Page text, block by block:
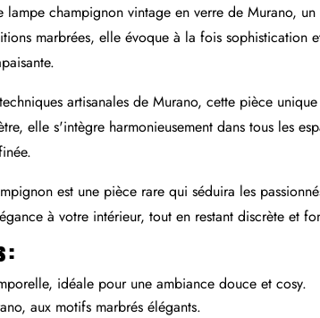
lampe champignon vintage en verre de Murano,
marbrées, elle évoque à la fois
artisanales de Murano, cette pièce
elle s'intègre harmonieusement dans tous les
est une pièce rare qui séduira les
à votre intérieur, tout en restant discrète et
:
idéale pour une ambiance douce et cosy.
aux motifs marbrés élégants.